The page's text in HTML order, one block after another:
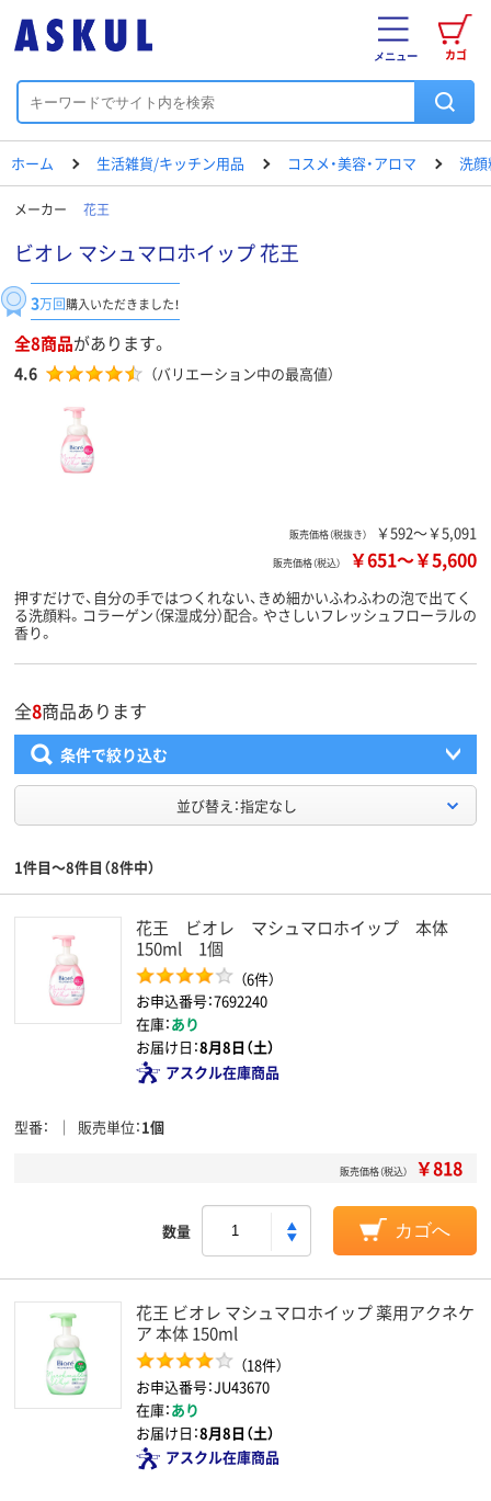
カゴ
メニュー
ホーム 生活雑貨/キッチン用品 コスメ・美容・アロマ 洗顔
メーカー 花王
ビオレ マシュマロホイップ 花王
3万回購入いただきました！
全8商品があります。
4.6 （バリエーション中の最高値）
販売価格（税抜き） ￥592～￥5,091
販売価格（税込） ￥651～￥5,600
押すだけで、自分の手ではつくれない、きめ細かいふわふわの泡で出てく
る洗顔料。コラーゲン（保湿成分）配合。やさしいフレッシュフローラルの
香り。
全8商品あります
条件で絞り込む
並び替え：指定なし
1件目～8件目（8件中）
花王 ビオレ マシュマロホイップ 本体
150ml 1個
（6件）
お申込番号：7692240
在庫：あり
お届け日：8月8日（土）
アスクル在庫商品
型番 販売単位 1個
販売価格（税込） ￥818
数量 カゴへ
花王 ビオレ マシュマロホイップ 薬用アクネケ
ア 本体 150ml
（18件）
お申込番号：JU43670
在庫：あり
お届け日：8月8日（土）
アスクル在庫商品